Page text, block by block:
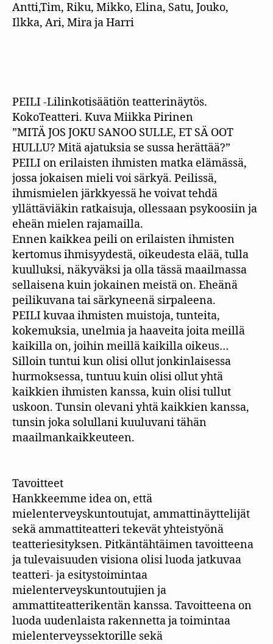
Antti,Tim, Riku, Mikko, Elina, Satu, Jouko,
Ilkka, Ari, Mira ja Harri
PEILI -Lilinkotisäätiön teatterinäytös.
KokoTeatteri. Kuva Miikka Pirinen
”MITÄ JOS JOKU SANOO SULLE, ET SÄ OOT
HULLU? Mitä ajatuksia se sussa herättää?”
PEILI on erilaisten ihmisten matka elämässä,
jossa jokaisen mieli voi särkyä. Peilissä,
ihmismielen järkkyessä he voivat tehdä
yllättäviäkin ratkaisuja, ollessaan psykoosiin ja
eheän mielen rajamailla.
Ennen kaikkea peili on erilaisten ihmisten
kertomus ihmisyydestä, oikeudesta elää, tulla
kuulluksi, näkyväksi ja olla tässä maailmassa
sellaisena kuin jokainen meistä on. Eheänä
peilikuvana tai särkyneenä sirpaleena.
PEILI kuvaa ihmisten muistoja, tunteita,
kokemuksia, unelmia ja haaveita joita meillä
kaikilla on, joihin meillä kaikilla oikeus…
Silloin tuntui kun olisi ollut jonkinlaisessa
hurmoksessa, tuntuu kuin olisi ollut yhtä
kaikkien ihmisten kanssa, kuin olisi tullut
uskoon. Tunsin olevani yhtä kaikkien kanssa,
tunsin joka solullani kuuluvani tähän
maailmankaikkeuteen.
Tavoitteet
Hankkeemme idea on, että
mielenterveyskuntoutujat, ammattinäyttelijät
sekä ammattiteatteri tekevät yhteistyönä
teatteriesityksen. Pitkäntähtäimen tavoitteena
ja tulevaisuuden visiona olisi luoda jatkuvaa
teatteri- ja esitystoimintaa
mielenterveyskuntoutujien ja
ammattiteatterikentän kanssa. Tavoitteena on
luoda uudenlaista rakennetta ja toimintaa
mielenterveyssektorille sekä